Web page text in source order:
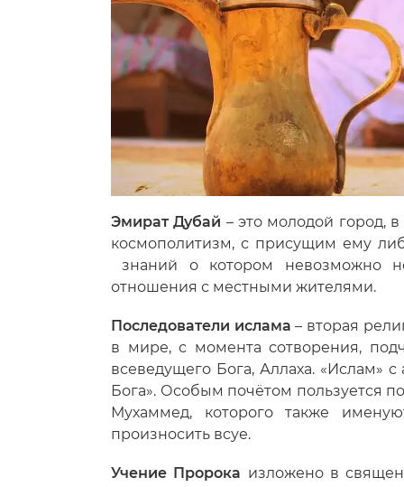
Эмират Дубай – это молодой город,
космополитизм, с присущим ему
знаний о котором невозможно
отношения с местными жителями.
Последователи ислама – вторая
в мире, с момента сотворения,
всеведущего Бога, Аллаха. «Ислам»
Бога». Особым почётом пользуется
Мухаммед, которого также
произносить всуе.
Учение Пророка изложено в